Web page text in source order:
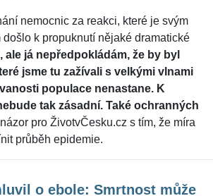
nemocnic za reakci, které je svým
k propuknutí nějaké dramatické
já nepředpokládám, že by byl
jsme tu zažívali s velkými vlnami
populace nenastane. K
tak zásadní. Také ochranných
pro ŽivotvČesku.cz s tím, že míra
průběh epidemie.
o ebole: Smrtnost může